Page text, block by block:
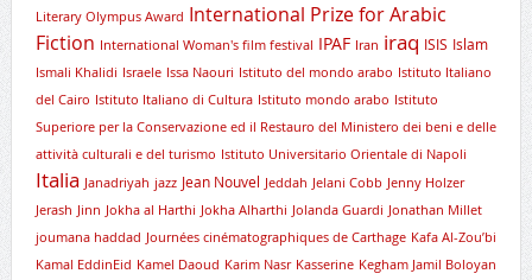
Literary Olympus Award International Prize for Arabic
Fiction International Woman's film festival IPAF Iran iraq ISIS Islam
Ismali Khalidi Israele Issa Naouri Istituto del mondo arabo Istituto Italiano
del Cairo Istituto Italiano di Cultura Istituto mondo arabo Istituto
Superiore per la Conservazione ed il Restauro del Ministero dei beni e delle
attività culturali e del turismo Istituto Universitario Orientale di Napoli
Italia Janadriyah jazz Jean Nouvel Jeddah Jelani Cobb Jenny Holzer
Jerash Jinn Jokha al Harthi Jokha Alharthi Jolanda Guardi Jonathan Millet
joumana haddad Journées cinématographiques de Carthage Kafa Al-Zou’bi
Kamal EddinEid Kamel Daoud Karim Nasr Kasserine Kegham Jamil Boloyan